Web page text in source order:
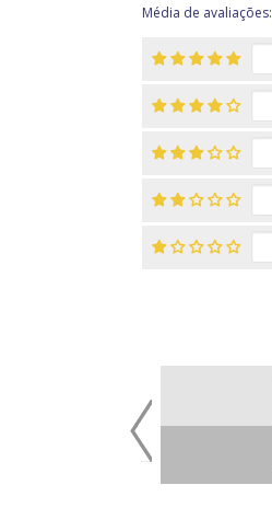
Média de avaliações: